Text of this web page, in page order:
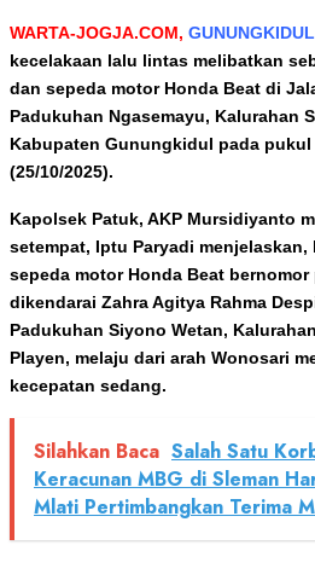
WARTA-JOGJA.COM,
kecelakaan lalu lintas melibatkan
dan sepeda motor Honda Beat di
Padukuhan Ngasemayu, Kalurahan
Kabupaten Gunungkidul pada pukul
(25/10/2025).
Kapolsek Patuk, AKP Mursidiyanto
setempat, Iptu Paryadi
sepeda motor Honda Beat bernomor
dikendarai Zahra Agitya Rahma
Padukuhan Siyono Wetan,
Playen, melaju dari arah Wonosari
kecepatan sedang.
Silahkan Baca Salah Satu
Keracunan MBG di Sleman
Mlati Pertimbangkan Terima